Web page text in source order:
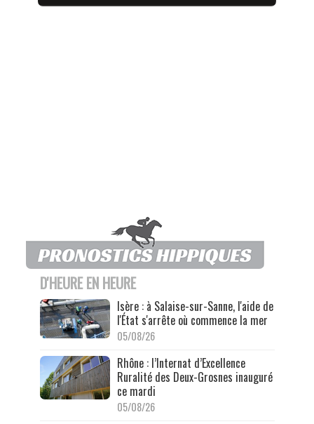
D'HEURE EN HEURE
Isère : à Salaise-sur-Sanne, l'aide de
l'État s'arrête où commence la mer
05/08/26
Rhône : l’Internat d’Excellence
Ruralité des Deux-Grosnes inauguré
ce mardi
05/08/26